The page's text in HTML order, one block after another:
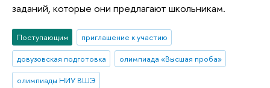
заданий, которые они предлагают школьникам.
Поступающим
приглашение к участию
довузовская подготовка
олимпиада «Высшая проба»
олимпиады НИУ ВШЭ